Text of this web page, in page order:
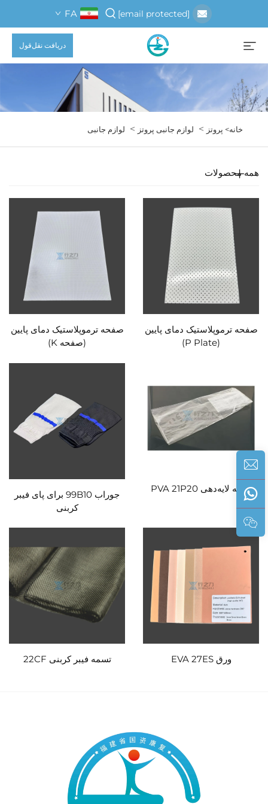
[email protected]
FA
دریافت نقل‌قول
خانه> پروتز > لوازم جانبی پروتز > لوازم جانبی
همه محصولات
صفحه ترموپلاستیک دمای پایین
(P Plate)
صفحه ترموپلاستیک دمای پایین
(صفحه K)
کیسه لایه‌دهی PVA 21P20
جوراب 99B10 برای پای فیبر
کربنی
ورق EVA 27ES تسمه فیبر کربنی 22CF